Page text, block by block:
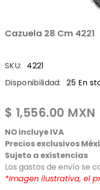
Cazuela 28 Cm 4221
SKU: 4221
Disponibilidad: 25 En
$ 1,556.00 MXN
NO incluye IVA
Precios exclusivos
Sujeto a existencias
Los gastos de envío se
*Imagen ilustrativa, el